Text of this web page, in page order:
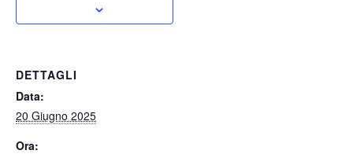
DETTAGLI
Data:
20 Giugno 2025
Ora: